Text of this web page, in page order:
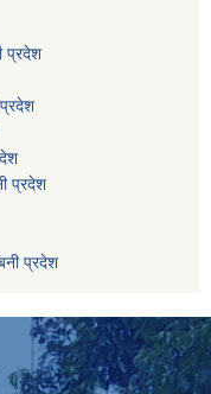
प्रदेश
प्रदेश
प्रदेश